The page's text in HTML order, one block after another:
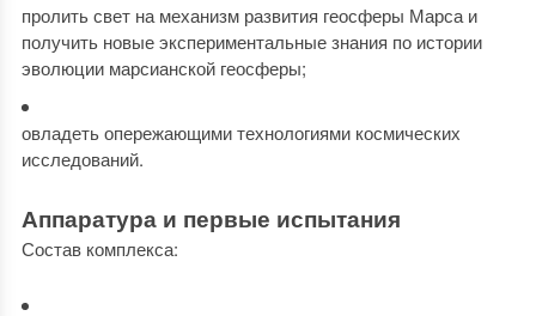
пролить свет на механизм развития геосферы Марса и
получить новые экспериментальные знания по истории
эволюции марсианской геосферы;
овладеть опережающими технологиями космических
исследований.
Аппаратура и первые испытания
Состав комплекса: